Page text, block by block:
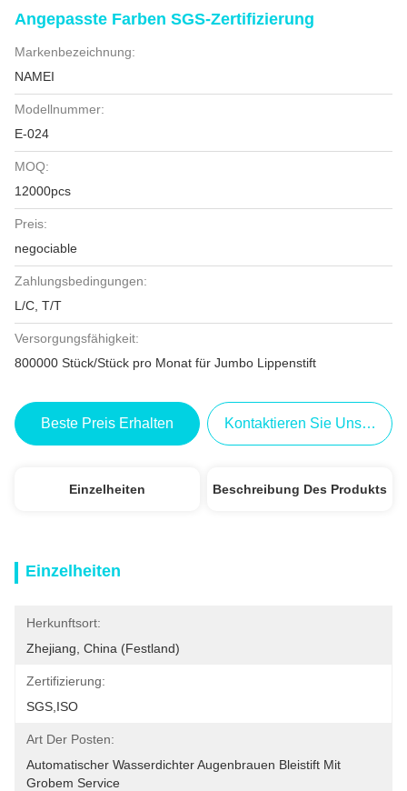
Angepasste Farben SGS-Zertifizierung
Markenbezeichnung:
NAMEI
Modellnummer:
E-024
MOQ:
12000pcs
Preis:
negociable
Zahlungsbedingungen:
L/C, T/T
Versorgungsfähigkeit:
800000 Stück/Stück pro Monat für Jumbo Lippenstift
Beste Preis Erhalten Kontaktieren Sie Uns Jetzt
Einzelheiten Beschreibung Des Produkts
Einzelheiten
Herkunftsort:
Zhejiang, China (Festland)
Zertifizierung:
SGS,ISO
Art Der Posten:
Automatischer Wasserdichter Augenbrauen Bleistift Mit
Grobem Service